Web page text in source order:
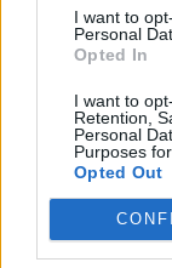
I want to
Personal
Opted In
I want to
Retention,
Personal
Purposes
Opted Out